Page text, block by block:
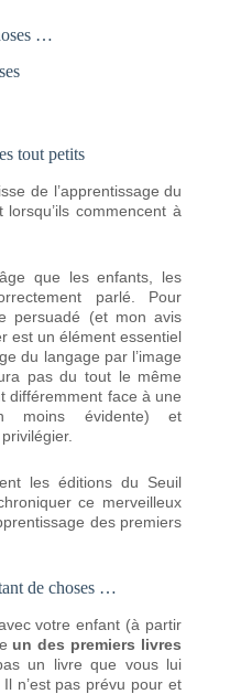
…
tout petits
de l’apprentissage du
commencent à
que les enfants, les
parlé. Pour
persuadé (et mon avis
est un élément essentiel
du langage par l’image
pas du tout le même
différemment face à une
moins évidente) et
les éditions du Seuil
ce merveilleux
des premiers
de choses …
votre enfant (à partir
un des premiers livres
un livre que vous lui
n’est pas prévu pour et